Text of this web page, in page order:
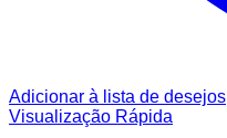
Adicionar à lista de desejos
Visualização Rápida